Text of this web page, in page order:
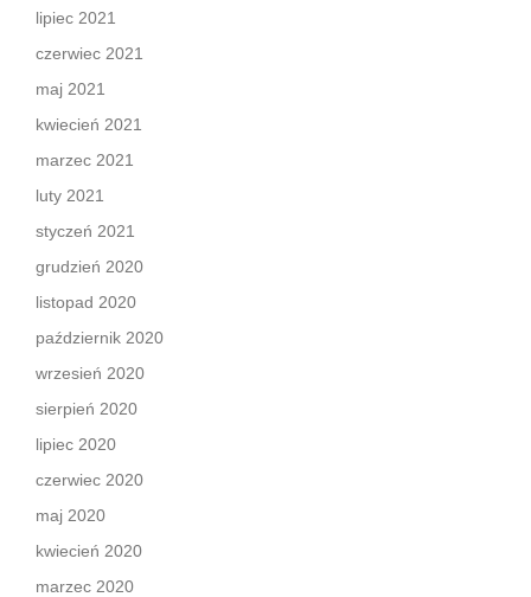
lipiec 2021
czerwiec 2021
maj 2021
kwiecień 2021
marzec 2021
luty 2021
styczeń 2021
grudzień 2020
listopad 2020
październik 2020
wrzesień 2020
sierpień 2020
lipiec 2020
czerwiec 2020
maj 2020
kwiecień 2020
marzec 2020